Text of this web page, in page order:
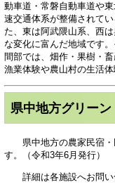
動車道・常磐自動車道や
速交通体系が整備されて
た、東は阿武隈山系、西
な変化に富んだ地域です
間部では、畑作・果樹・
漁業体験や農山村の生活体
県中地方グリー
県中地方の農家民宿・
す。（令和3年6月発行）
詳細は各施設へお問い